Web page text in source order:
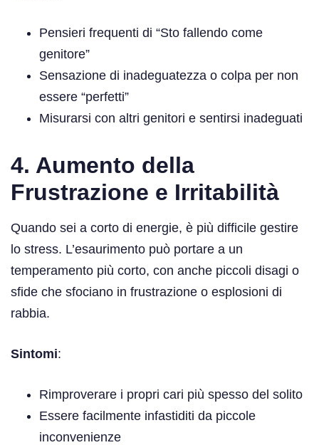
Pensieri frequenti di “Sto fallendo come
genitore”
Sensazione di inadeguatezza o colpa per non
essere “perfetti”
Misurarsi con altri genitori e sentirsi inadeguati
4. Aumento della
Frustrazione e Irritabilità
Quando sei a corto di energie, è più difficile gestire
lo stress. L’esaurimento può portare a un
temperamento più corto, con anche piccoli disagi o
sfide che sfociano in frustrazione o esplosioni di
rabbia.
Sintomi:
Rimproverare i propri cari più spesso del solito
Essere facilmente infastiditi da piccole
inconvenienze